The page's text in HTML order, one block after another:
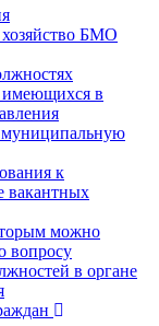
БМО
в
муниципальную
к
вакантных
можно
вопросу
в органе